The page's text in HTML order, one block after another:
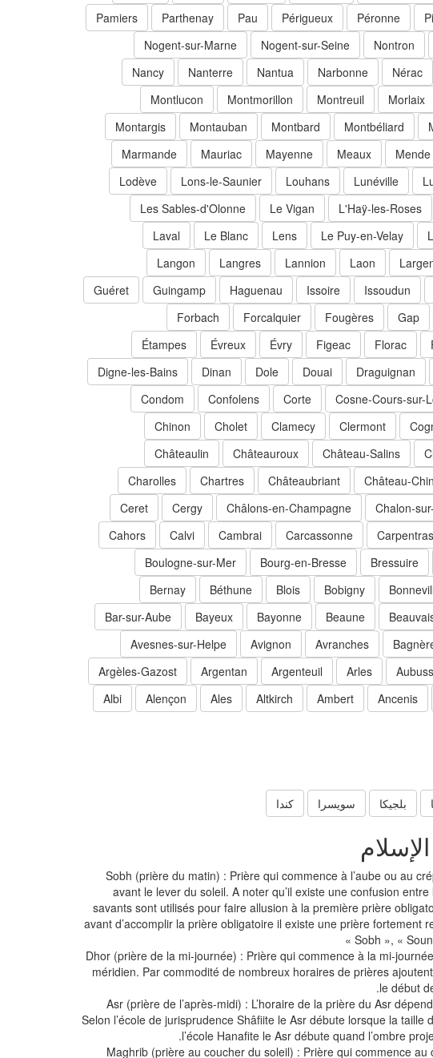
Péronne
Périgueux
Pau
Parthenay
Pamiers
Nontron
Nogent-sur-Seine
Nogent-sur-Marne
Nérac
Narbonne
Nantua
Nanterre
Nancy
Morlaix
Montreuil
Montmorillon
Montlucon
Montbéliard
Montbard
Montauban
Montargis
Mende
Meaux
Mayenne
Mauriac
Marmande
Lunéville
Louhans
Lons-le-Saunier
Lodève
L'Haÿ-les-Roses
Le Vigan
Les Sables-d'Olonne
Le Puy-en-Velay
Lens
Le Blanc
Laval
Laon
Lannion
Langres
Langon
Issoudun
Issoire
Haguenau
Guingamp
Guéret
Gap
Fougères
Forcalquier
Forbach
Florac
Figeac
Évry
Évreux
Étampes
Draguignan
Douai
Dole
Dinan
Digne-les-Bains
Cosne-Cours-sur-
Corte
Confolens
Condom
Clermont
Clamecy
Cholet
Chinon
Château-Salins
Châteauroux
Châteaulin
Château-
Châteaubriant
Chartres
Charolles
Chalon-
Châlons-en-Champagne
Cergy
Ceret
Carpentras
Carcassonne
Cambrai
Calvi
Cahors
Bressuire
Bourg-en-Bresse
Boulogne-sur-Mer
Bobigny
Blois
Béthune
Bernay
Beaune
Bayonne
Bayeux
Bar-sur-Aube
Avranches
Avignon
Avesnes-sur-Helpe
Arles
Argenteuil
Argentan
Argèles-Gazost
Ancenis
Ambert
Altkirch
Ales
Alençon
Albi
بلجيكا سويسرا كندا
Sobh (prière du matin) : Prière qui commence à l’aube ou au
avant le lever du soleil. A noter qu’il existe une confusion
savants sont utilisés pour faire allusion à la première prière
avant d’accomplir la prière obligatoire il existe une prière fortement
Sobh », «
Dhor (prière de la mi-journée) : Prière qui commence à la mi-
méridien. Par commodité de nombreux horaires de prières
le début
Asr (prière de l’après-midi) : L’horaire de la prière du Asr
Selon l’école de jurisprudence Shâfiite le Asr débute lorsque la taille
l’école Hanafite le Asr débute quand l’ombre
Maghrib (prière au coucher du soleil) : Prière qui commence